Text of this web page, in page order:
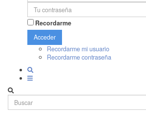
Recordarme
Acceder
Recordarme mi usuario
Recordarme contraseña